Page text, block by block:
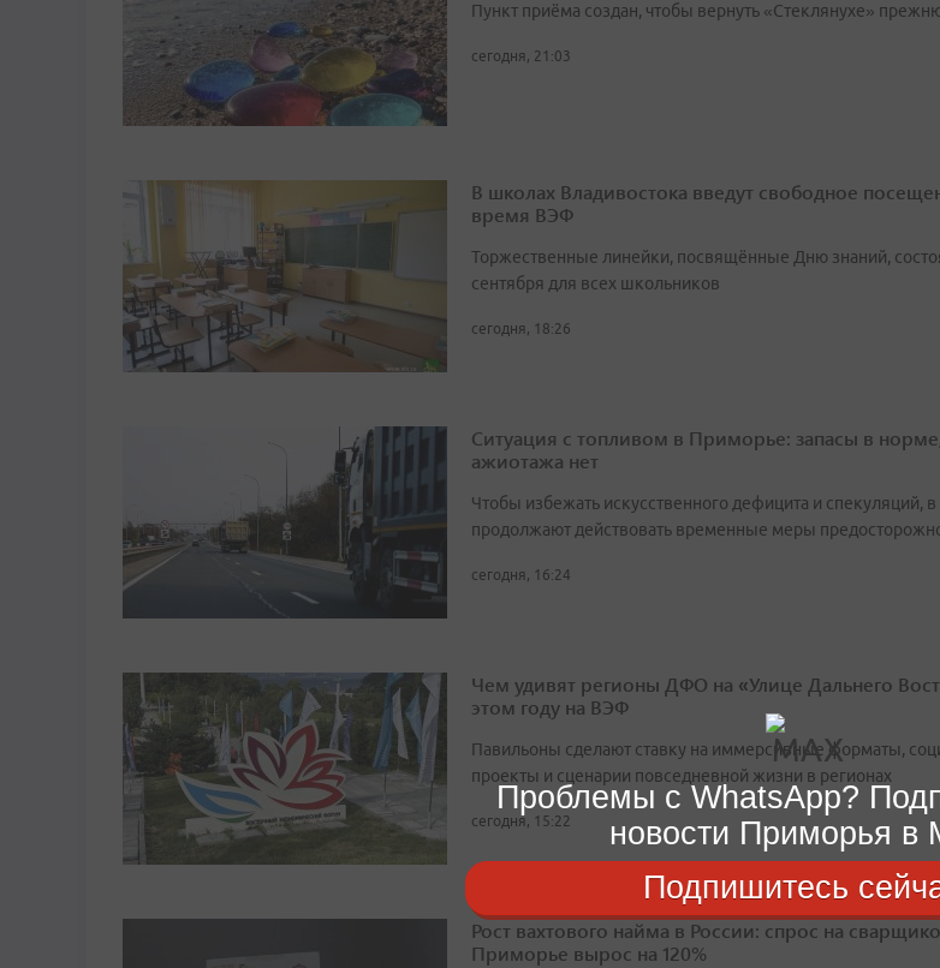
Пункт приёма создан, чтобы вернуть «Стеклянухе»
сегодня, 21:03
В школах Владивостока введут свободное
время ВЭФ
Торжественные линейки, посвящённые Дню знаний,
сентября для всех школьников
сегодня, 18:26
Ситуация с топливом в Приморье: запасы в
ажиотажа нет
Чтобы избежать искусственного дефицита и спекуляций, в
продолжают действовать временные меры
сегодня, 16:24
Чем удивят регионы ДФО на «Улице Дальнего
этом году на ВЭФ
Павильоны сделают ставку на иммерсивные форматы,
проекты и сценарии повседневной жизни в регионах
сегодня, 15:22
Рост вахтового найма в России: спрос на
Приморье вырос на 120%
Проблемы с WhatsApp?
новости Приморья в
Подпишитесь